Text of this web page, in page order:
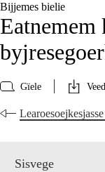
Bijjemes bielie
Gïele
Sisvege